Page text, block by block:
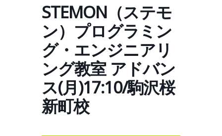
STEMON（ステモ
ン）プログラミン
グ・エンジニアリ
ング教室 アドバン
ス(月)17:10/駒沢桜
新町校